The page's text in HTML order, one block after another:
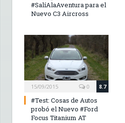
#SalíAlaAventura para el
Nuevo C3 Aircross
15/09/2015 8.7
0
#Test: Cosas de Autos
probó el Nuevo #Ford
Focus Titanium AT